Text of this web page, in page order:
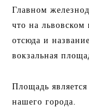
Главном
что на львовском
отсюда и
вокзальная
Площадь
нашего города.